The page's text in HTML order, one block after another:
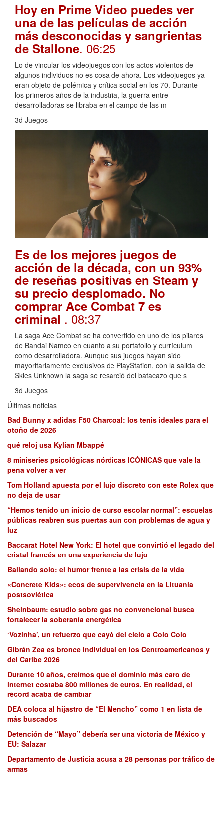
Hoy en Prime Video puedes ver
una de las películas de acción
más desconocidas y sangrientas
de Stallone. 06:25
Lo de vincular los videojuegos con los actos violentos de
algunos individuos no es cosa de ahora. Los videojuegos ya
eran objeto de polémica y crítica social en los 70. Durante
los primeros años de la industria, la guerra entre
desarrolladoras se libraba en el campo de las m
3d Juegos
Es de los mejores juegos de
acción de la década, con un 93%
de reseñas positivas en Steam y
su precio desplomado. No
comprar Ace Combat 7 es
criminal . 08:37
La saga Ace Combat se ha convertido en uno de los pilares
de Bandai Namco en cuanto a su portafolio y currículum
como desarrolladora. Aunque sus juegos hayan sido
mayoritariamente exclusivos de PlayStation, con la salida de
Skies Unknown la saga se resarció del batacazo que s
3d Juegos
Últimas noticias
Bad Bunny x adidas F50 Charcoal: los tenis ideales para el
otoño de 2026
qué reloj usa Kylian Mbappé
8 miniseries psicológicas nórdicas ICÓNICAS que vale la
pena volver a ver
Tom Holland apuesta por el lujo discreto con este Rolex que
no deja de usar
“Hemos tenido un inicio de curso escolar normal”: escuelas
públicas reabren sus puertas aun con problemas de agua y
luz
Baccarat Hotel New York: El hotel que convirtió el legado del
cristal francés en una experiencia de lujo
Bailando solo: el humor frente a las crisis de la vida
«Concrete Kids»: ecos de supervivencia en la Lituania
postsoviética
Sheinbaum: estudio sobre gas no convencional busca
fortalecer la soberanía energética
‘Vozinha’, un refuerzo que cayó del cielo a Colo Colo
Gibrán Zea es bronce individual en los Centroamericanos y
del Caribe 2026
Durante 10 años, creímos que el dominio más caro de
internet costaba 800 millones de euros. En realidad, el
récord acaba de cambiar
DEA coloca al hijastro de “El Mencho” como 1 en lista de
más buscados
Detención de “Mayo” debería ser una victoria de México y
EU: Salazar
Departamento de Justicia acusa a 28 personas por tráfico de
armas